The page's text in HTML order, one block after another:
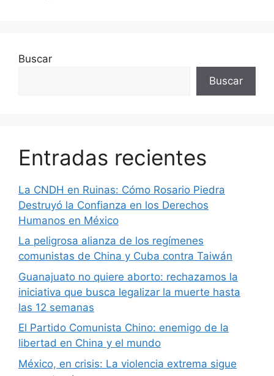
Buscar
Buscar
Entradas recientes
La CNDH en Ruinas: Cómo Rosario Piedra
Destruyó la Confianza en los Derechos
Humanos en México
La peligrosa alianza de los regímenes
comunistas de China y Cuba contra Taiwán
Guanajuato no quiere aborto: rechazamos la
iniciativa que busca legalizar la muerte hasta
las 12 semanas
El Partido Comunista Chino: enemigo de la
libertad en China y el mundo
México, en crisis: La violencia extrema sigue